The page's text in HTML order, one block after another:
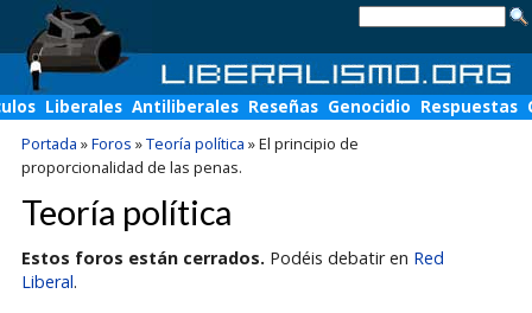
Liberales Antiliberales Reseñas Genocidio Respuestas
Portada »Foros »Teoría política »El principio de
proporcionalidad de las penas.
Teoría política
Estos foros están cerrados. Podéis debatir en Red
Liberal.